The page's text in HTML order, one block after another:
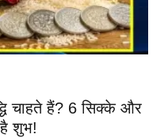
चाहते हैं? 6 सिक्के और
है शुभ!